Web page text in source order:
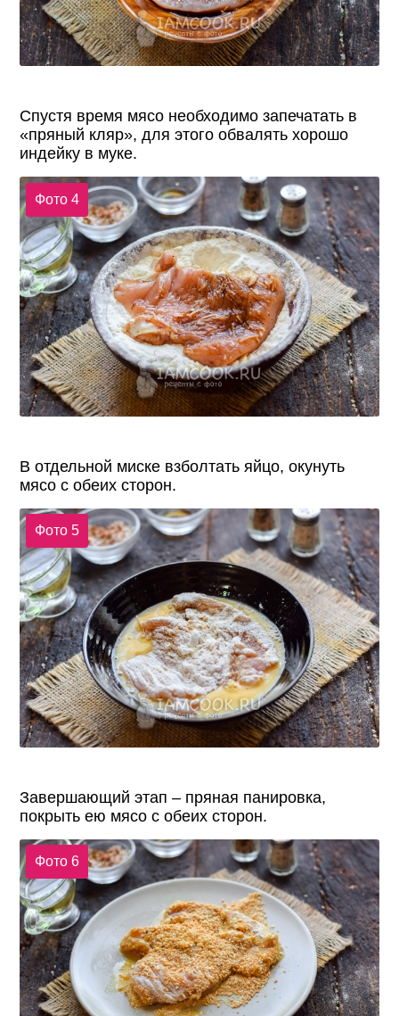
Спустя время мясо необходимо запечатать в
«пряный кляр», для этого обвалять хорошо
индейку в муке.
Фото 4
В отдельной миске взболтать яйцо, окунуть
мясо с обеих сторон.
Фото 5
Завершающий этап – пряная панировка,
покрыть ею мясо с обеих сторон.
Фото 6